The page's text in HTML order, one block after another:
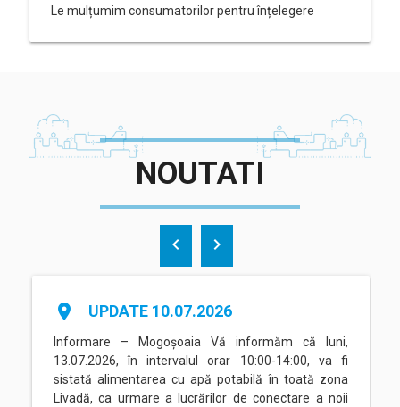
Le mulțumim consumatorilor pentru înțelegere
NOUTATI
place UPDATE 10.07.2026
Informare – Mogoșoaia Vă informăm că luni,
13.07.2026, în intervalul orar 10:00-14:00, va fi
sistată alimentarea cu apă potabilă în toată zona
Livadă, ca urmare a lucrărilor de conectare a noii
chevron_left chevron_right